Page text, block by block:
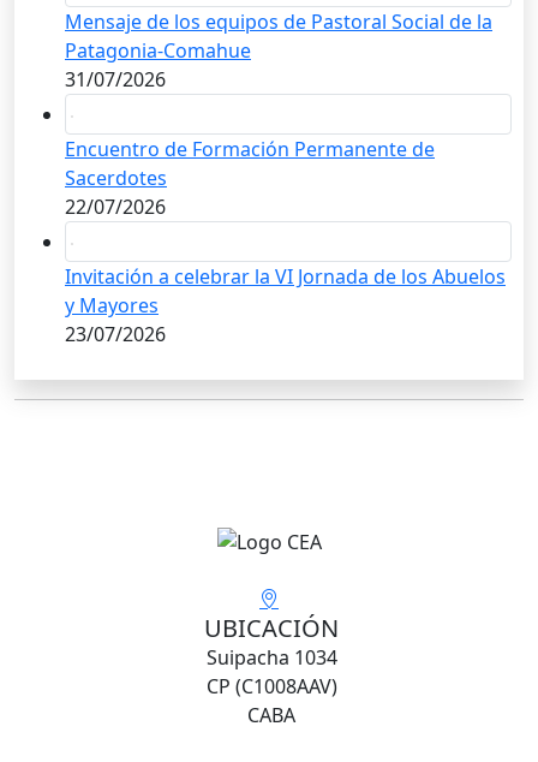
Mensaje de los equipos de Pastoral Social de la
Patagonia-Comahue
31/07/2026
Encuentro de Formación Permanente de
Sacerdotes
22/07/2026
Invitación a celebrar la VI Jornada de los Abuelos
y Mayores
23/07/2026
UBICACIÓN
Suipacha 1034
CP (C1008AAV)
CABA